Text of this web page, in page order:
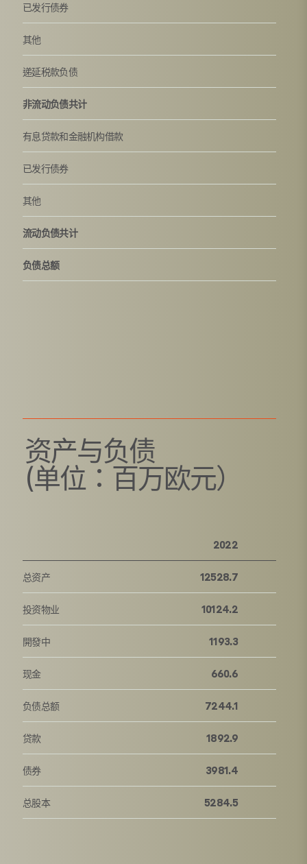
已发行债券
其他
递延税款负债
非流动负债共计
有息贷款和金融机构借款
已发行债券
其他
流动负债共计
负债总额
资产与负债
(单位：百万欧元）
2022
总资产 12528.7
投资物业 10124.2
開發中 1193.3
现金 660.6
负债总额 7244.1
贷款 1892.9
债券 3981.4
总股本 5284.5